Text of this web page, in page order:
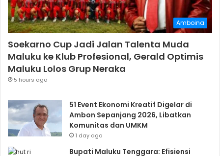
Amboina
Soekarno Cup Jadi Jalan Talenta Muda
Maluku ke Klub Profesional, Gerald Optimis
Maluku Lolos Grup Neraka
5 hours ago
51 Event Ekonomi Kreatif Digelar di
Ambon Sepanjang 2026, Libatkan
Komunitas dan UMKM
1 day ago
Bupati Maluku Tenggara: Efisiensi